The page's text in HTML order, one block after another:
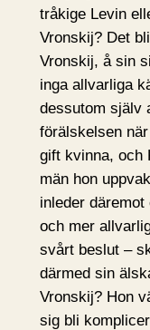
tråkige Levin
Vronskij? Det
Vronskij, å sin
inga allvarliga
dessutom själv
förälskelsen
gift kvinna, och
män hon
inleder
och mer
svårt beslut –
därmed sin
Vronskij? Hon
sig bli